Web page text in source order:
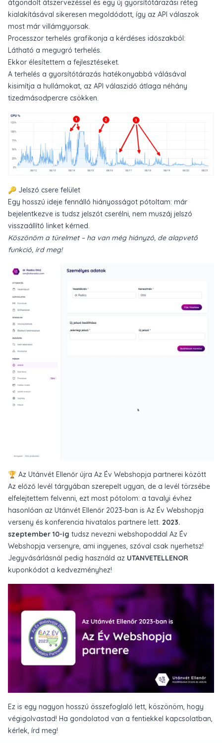
átgondolt átszervezéssel és egy új gyorsítótárazási réteg
kialakításával sikeresen megoldódott, így az API válaszok
most már villámgyorsak.
Processzor terhelés grafikonja a kérdéses időszakból:
Látható a megugró terhelés.
Ekkor élesítettem a fejlesztéseket.
A terhelés a gyorsítótárazás hatékonyabbá válásával
kisimítja a hullámokat, az API válaszidő átlaga néhány
tizedmásodpercre csökken.
🔑 Jelszó csere felület
Egy hosszú ideje fennálló hiányosságot pótoltam: már
bejelentkezve is tudsz jelszót cserélni, nem muszáj jelszó
visszaállító linket kérned.
Köszönöm a türelmet – ha van még hiányzó, de alapvető
funkció, írd meg!
🏆 Az Utánvét Ellenőr újra Az Év Webshopja partnerei között
Az előző levél tárgyában szerepelt ugyan, de a levél törzsébe
elfelejtettem felvenni, ezt most pótolom: a tavalyi évhez
hasonlóan az Utánvét Ellenőr 2023-ban is Az Év Webshopja
verseny és konferencia hivatalos partnere lett. 2023.
szeptember 10-ig tudsz nevezni webshopoddal Az Év
Webshopja versenyre, ami ingyenes, szóval csak nyerhetsz!
Jegyvásárlásnál pedig használd az UTANVETELLENOR
kuponkódot a kedvezményhez!
Ez is egy nagyon hosszú összefoglaló lett, köszönöm, hogy
végigolvastad! Ha gondolatod van a fentiekkel kapcsolatban,
kérlek, írd meg!